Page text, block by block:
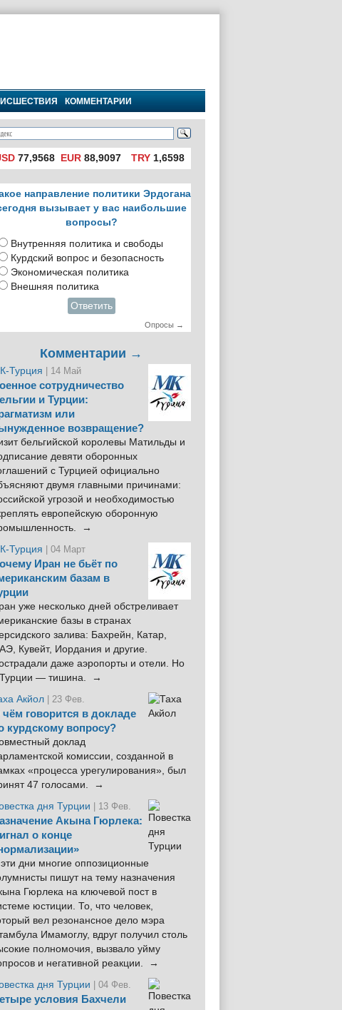
КОММЕНТАРИИ
77,9568 EUR 88,9097 TRY1,6598
направление политики Эрдогана
вызывает у вас наибольшие
вопросы?
Внутренняя политика и свободы
Курдский вопрос и безопасность
Экономическая политика
Внешняя политика
Ответить
Опросы →
Комментарии →
Турция | 14 Май
сотрудничество
и Турции:
или
возвращение?
бельгийской королевы Матильды и
девяти оборонных
с Турцией официально
двумя главными причинами:
угрозой и необходимостью
европейскую оборонную
→
Турция
| 04 Март
Иран не бьёт по
базам в
уже несколько дней обстреливает
базы в странах
залива: Бахрейн, Катар,
Кувейт, Иордания и другие.
даже аэропорты и отели. Но
— тишина. →
Акйол | 23 Фев.
говорится в докладе
курдскому вопросу?
доклад
комиссии, созданной в
«процесса урегулирования», был
47 голосами. →
дня Турции
| 13 Фев.
Акына Гюрлека:
о конце
дни многие оппозиционные
пишут на тему назначения
Гюрлека на ключевой пост в
юстиции. То, что человек,
вел резонансное дело мэра
Имамоглу, вдруг получил столь
полномочия, вызвало уйму
и негативной реакции. →
дня Турции
| 04 Фев.
условия Бахчели